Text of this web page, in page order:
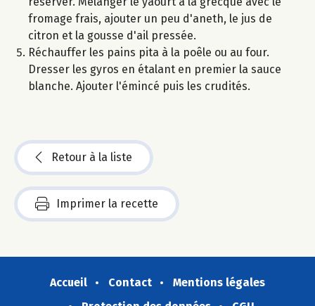
fromage frais, ajouter un peu d'aneth, le jus de
citron et la gousse d'ail pressée.
Réchauffer les pains pita à la poêle ou au four.
Dresser les gyros en étalant en premier la sauce
blanche. Ajouter l'émincé puis les crudités.
Retour à la liste
Imprimer la recette
Accueil Contact
Mentions légales